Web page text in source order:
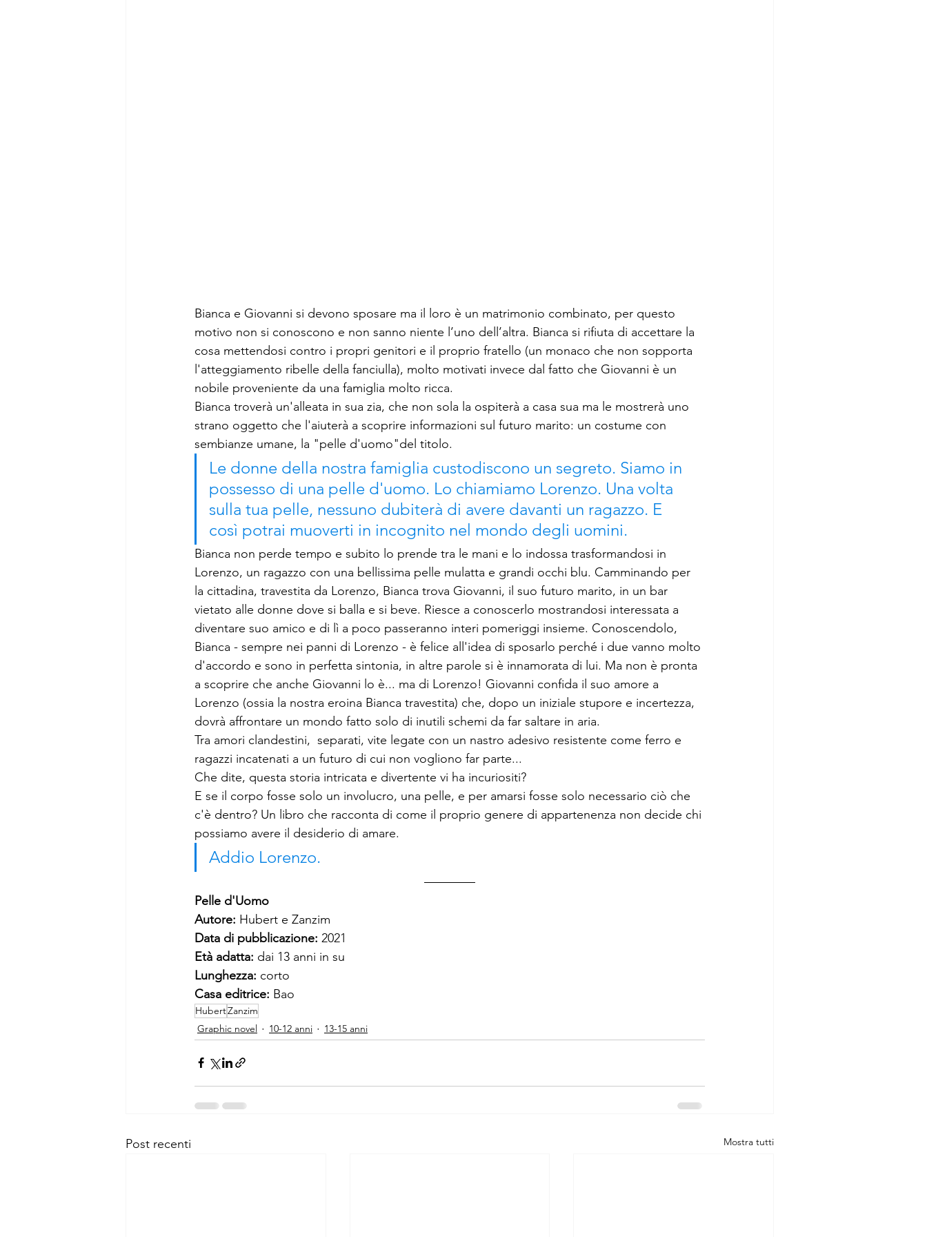
Bianca e Giovanni si devono sposare ma il loro è un matrimonio combinato, per questo
motivo non si conoscono e non sanno niente l’uno dell’altra. Bianca si rifiuta di accettare la
cosa mettendosi contro i propri genitori e il proprio fratello (un monaco che non sopporta
l'atteggiamento ribelle della fanciulla), molto motivati invece dal fatto che Giovanni è un
nobile proveniente da una famiglia molto ricca.
Bianca troverà un'alleata in sua zia, che non sola la ospiterà a casa sua ma le mostrerà uno
strano oggetto che l'aiuterà a scoprire informazioni sul futuro marito: un costume con
sembianze umane, la "pelle d'uomo"del titolo.
Le donne della nostra famiglia custodiscono un segreto. Siamo in
possesso di una pelle d'uomo. Lo chiamiamo Lorenzo. Una volta
sulla tua pelle, nessuno dubiterà di avere davanti un ragazzo. E
così potrai muoverti in incognito nel mondo degli uomini.
Bianca non perde tempo e subito lo prende tra le mani e lo indossa trasformandosi in
Lorenzo, un ragazzo con una bellissima pelle mulatta e grandi occhi blu. Camminando per
la cittadina, travestita da Lorenzo, Bianca trova Giovanni, il suo futuro marito, in un bar
vietato alle donne dove si balla e si beve. Riesce a conoscerlo mostrandosi interessata a
diventare suo amico e di lì a poco passeranno interi pomeriggi insieme. Conoscendolo,
Bianca - sempre nei panni di Lorenzo - è felice all'idea di sposarlo perché i due vanno molto
d'accordo e sono in perfetta sintonia, in altre parole si è innamorata di lui. Ma non è pronta
a scoprire che anche Giovanni lo è... ma di Lorenzo! Giovanni confida il suo amore a
Lorenzo (ossia la nostra eroina Bianca travestita) che, dopo un iniziale stupore e incertezza,
dovrà affrontare un mondo fatto solo di inutili schemi da far saltare in aria.
Tra amori clandestini,  separati, vite legate con un nastro adesivo resistente come ferro e
ragazzi incatenati a un futuro di cui non vogliono far parte...
Che dite, questa storia intricata e divertente vi ha incuriositi?
E se il corpo fosse solo un involucro, una pelle, e per amarsi fosse solo necessario ciò che
c'è dentro? Un libro che racconta di come il proprio genere di appartenenza non decide chi
possiamo avere il desiderio di amare.
Addio Lorenzo.
Pelle d'Uomo
Autore: Hubert e Zanzim
Data di pubblicazione: 2021
Età adatta: dai 13 anni in su
Lunghezza: corto
Casa editrice: Bao
HubertZanzim
Graphic novel
10-12 anni 13-15 anni
Post recenti Mostra tutti